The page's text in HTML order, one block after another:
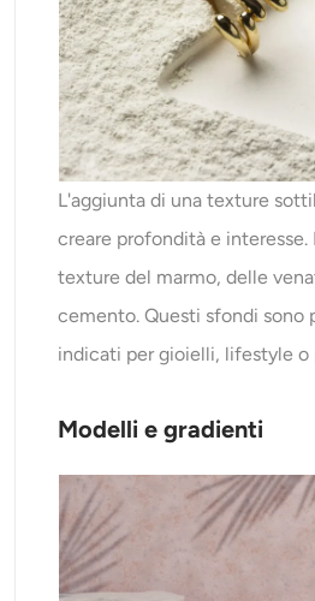
L'aggiunta di una texture
creare profondità e interesse.
texture del marmo, delle
cemento. Questi sfondi sono
indicati per gioielli, lifestyle o
Modelli e gradienti